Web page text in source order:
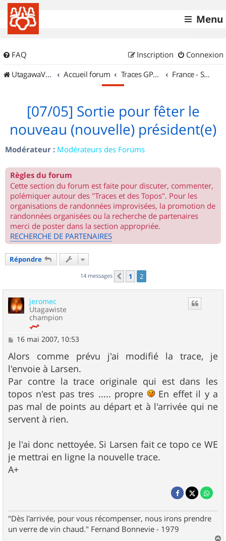
Menu
FAQ Connexion
Inscription
UtagawaVTT (Randos VTT et VTTAE avec traces GPS)
Accueil forum Traces GPS de randos VTT France - Sud Est
[07/05] Sortie pour fêter le
nouveau (nouvelle) président(e)
Modérateur : Modérateurs des Forums
Règles du forum
Cette section du forum est faite pour discuter, commenter,
polémiquer autour des "Traces et des Topos". Pour les
organisations de randonnées improvisées, la promotion de
randonnées organisées ou la recherche de partenaires
merci de poster dans la section appropriée.
RECHERCHE DE PARTENAIRES
Répondre
14 messages Précédent
1 2
jeromec
Utagawiste
champion
M
s
s
a
g
e
16 mai 2007, 10:53
Alors comme prévu j'ai modifié la trace, je
l'envoie à Larsen.
Par contre la trace originale qui est dans les
topos n'est pas tres ..... propre
En effet il y a
pas mal de points au départ et à l'arrivée qui ne
servent à rien.
Je l'ai donc nettoyée. Si Larsen fait ce topo ce WE
je mettrai en ligne la nouvelle trace.
A+
"Dès l'arrivée, pour vous récompenser, nous irons prendre
un verre de vin chaud." Fernand Bonnevie - 1979